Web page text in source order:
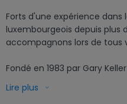
Forts d'une expérience
luxembourgeois depuis plus
accompagnons lors de tous
Fondé en 1983 par Gary
(Etats-Unis), Keller Williams
croissance mondiale parmi
Lire plus